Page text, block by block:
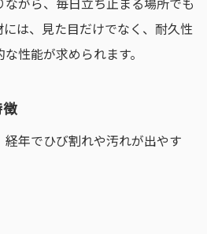
は、見た目だけでなく、耐久性
性能が求められます。
年でひび割れや汚れが出やす